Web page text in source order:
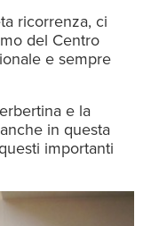
ricorrenza, ci
del Centro
e sempre
e la
in questa
importanti